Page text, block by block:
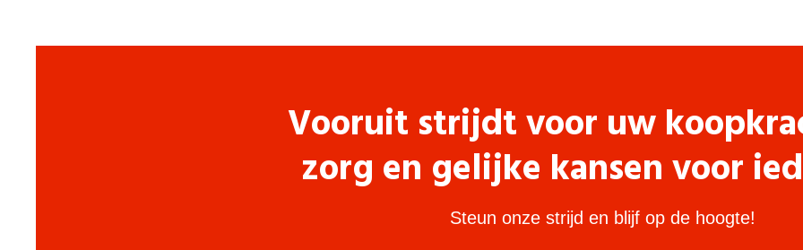
Vooruit strijdt voor uw
zorg en gelijke kansen voor
Steun onze strijd en blijf op de hoogte!